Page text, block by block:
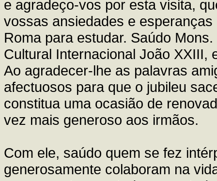
e agradeço-vos por esta visita,
vossas ansiedades e
Roma para estudar. Saúdo
Cultural Internacional João XXIII,
Ao agradecer-lhe as palavras
afectuosos para que o jubileu
constitua uma ocasião de
vez mais generoso aos irmãos.
Com ele, saúdo quem se fez
generosamente colaboram na